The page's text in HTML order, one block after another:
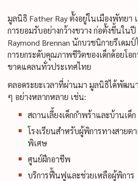
มูลนิธิ Father Ray ตั้งอยู่ในเมืองพัทยา
การยอมรับอย่างกว้างขวาง ก่อตั้งขึ้นใ
Raymond Brennan นักบวชนิกายรีเดม
การยกระดับคุณภาพชีวิตของเด็กด้อยโ
ขาดแคลนทั่วประเทศไทย
ตลอดระยะเวลาที่ผ่านมา มูลนิธิได้พัฒน
ๆ อย่างหลากหลาย เช่น:
สถานเลี้ยงเด็กกำพร้าและบ้านเด็ก
โรงเรียนสำหรับผู้พิการทางสายต
พิเศษ
ศูนย์ฝึกอาชีพ
บริการฟื้นฟูและช่วยเหลือผู้พิการ